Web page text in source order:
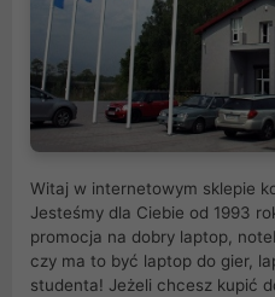
Witaj w internetowym sklepie
Jesteśmy dla Ciebie od 1993
promocja na dobry laptop,
czy ma to być laptop do gier,
studenta! Jeżeli chcesz kupić